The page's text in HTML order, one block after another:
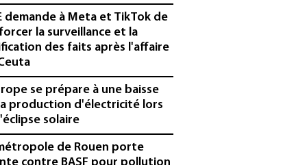
demande à Meta et TikTok de
la surveillance et la
des faits après l'affaire
se prépare à une baisse
production d'électricité lors
solaire
de Rouen porte
contre BASF pour pollution